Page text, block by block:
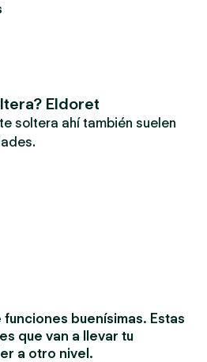
Eldoret
soltera ahí también suelen
buenísimas. Estas
que van a llevar tu
a otro nivel.